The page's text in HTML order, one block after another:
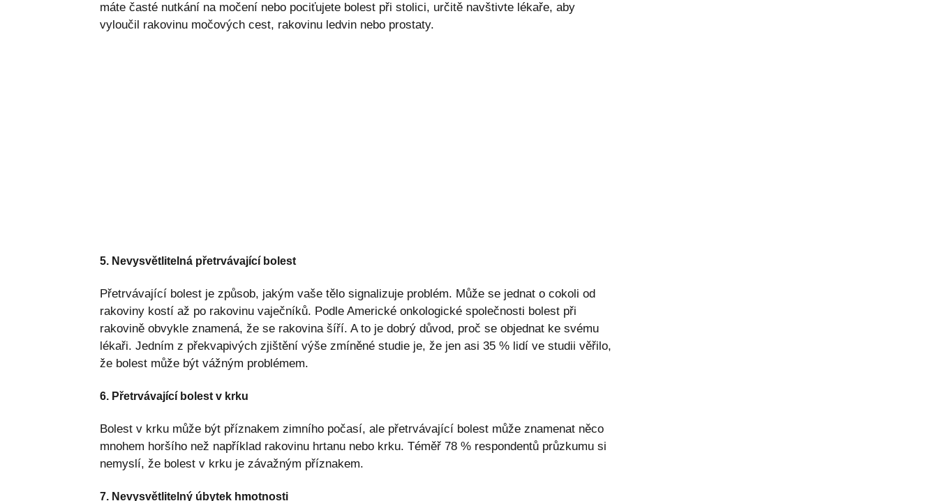
máte časté nutkání na močení nebo pociťujete bolest při stolici, určitě navštivte lékaře, aby
vyloučil rakovinu močových cest, rakovinu ledvin nebo prostaty.
5. Nevysvětlitelná přetrvávající bolest
Přetrvávající bolest je způsob, jakým vaše tělo signalizuje problém. Může se jednat o cokoli od
rakoviny kostí až po rakovinu vaječníků. Podle Americké onkologické společnosti bolest při
rakovině obvykle znamená, že se rakovina šíří. A to je dobrý důvod, proč se objednat ke svému
lékaři. Jedním z překvapivých zjištění výše zmíněné studie je, že jen asi 35 % lidí ve studii věřilo,
že bolest může být vážným problémem.
6. Přetrvávající bolest v krku
Bolest v krku může být příznakem zimního počasí, ale přetrvávající bolest může znamenat něco
mnohem horšího než například rakovinu hrtanu nebo krku. Téměř 78 % respondentů průzkumu si
nemyslí, že bolest v krku je závažným příznakem.
7. Nevysvětlitelný úbytek hmotnosti